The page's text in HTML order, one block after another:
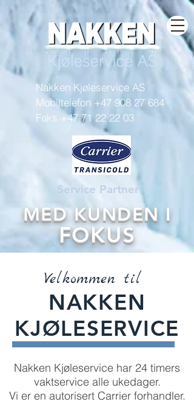
Nakken Kjøleservice AS
Mobiltelefon +47 908 27 684
Faks +47 71 22 22 03
Service Partner
Velkommen til
NAKKEN
KJØLESERVICE
Nakken Kjøleservice har 24 timers
vaktservice alle ukedager.
Vi er en autorisert Carrier forhandler.
MED KUNDEN I
FOKUS